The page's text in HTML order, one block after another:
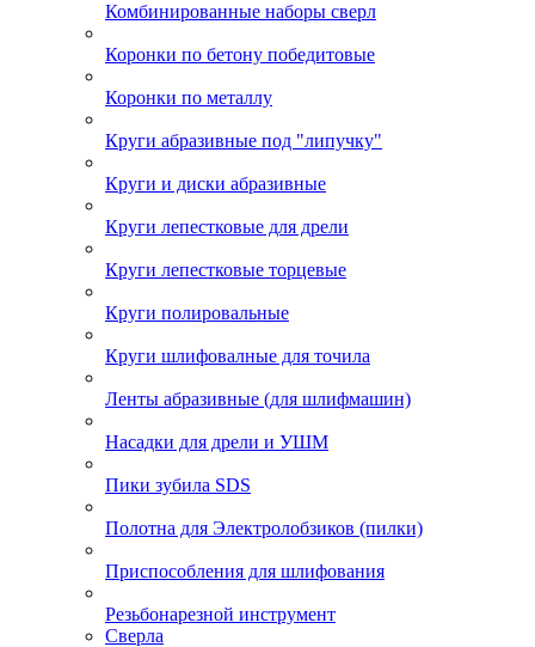
Комбинированные наборы сверл
Коронки по бетону победитовые
Коронки по металлу
Круги абразивные под "липучку"
Круги и диски абразивные
Круги лепестковые для дрели
Круги лепестковые торцевые
Круги полировальные
Круги шлифовалные для точила
Ленты абразивные (для шлифмашин)
Насадки для дрели и УШМ
Пики зубила SDS
Полотна для Электролобзиков (пилки)
Приспособления для шлифования
Резьбонарезной инструмент
Сверла